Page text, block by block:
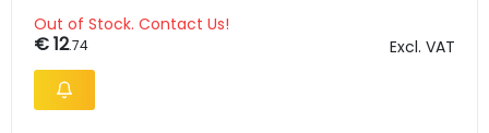
Out of Stock. Contact Us!
€ 12.74 Excl. VAT